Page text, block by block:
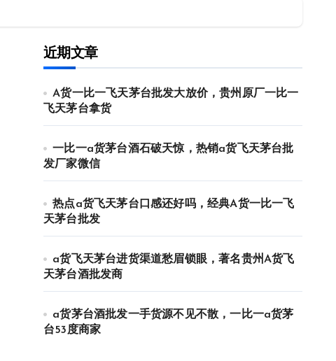
近期文章
A货一比一飞天茅台批发大放价，贵州原厂一比一
飞天茅台拿货
一比一a货茅台酒石破天惊，热销a货飞天茅台批
发厂家微信
热点a货飞天茅台口感还好吗，经典A货一比一飞
天茅台批发
a货飞天茅台进货渠道愁眉锁眼，著名贵州A货飞
天茅台酒批发商
a货茅台酒批发一手货源不见不散，一比一a货茅
台53度商家